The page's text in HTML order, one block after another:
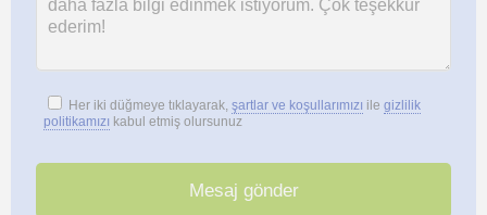
Her iki düğmeye tıklayarak, şartlar ve koşullarımızı ile gizlilik
politikamızı kabul etmiş olursunuz